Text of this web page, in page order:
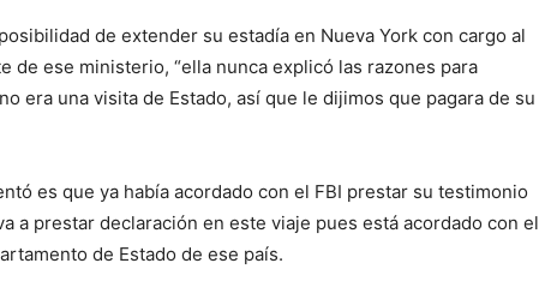
de extender su estadía en Nueva York con cargo al
de ese ministerio, “ella nunca explicó las razones para
era una visita de Estado, así que le dijimos que pagara de su
es que ya había acordado con el FBI prestar su testimonio
a prestar declaración en este viaje pues está acordado con el
de Estado de ese país.